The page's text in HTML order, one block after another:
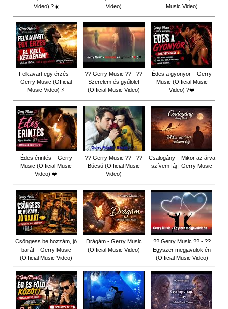
Video) ?☀️
Video)
Music Video)
Felkavart egy érzés –
Gerry Music (Official
Music Video) ⚡
?? Gerry Music ?? - ??
Szerelem és gyűlölet
(Official Music Video)
Édes a gyönyör – Gerry
Music (Official Music
Video) ?❤️
Édes érintés – Gerry
Music (Official Music
Video) ❤️
?? Gerry Music ?? - ??
Búcsú (Official Music
Video)
Csalogány – Mikor az árva
szívem fáj | Gerry Music
Csöngess be hozzám, jó
barát – Gerry Music
(Official Music Video)
Drágám - Gerry Music
(Official Music Video)
?? Gerry Music ?? - ??
Egyszer megjavulok én
(Official Music Video)